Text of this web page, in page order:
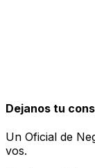
Dejanos tu
Un Oficial de
vos.